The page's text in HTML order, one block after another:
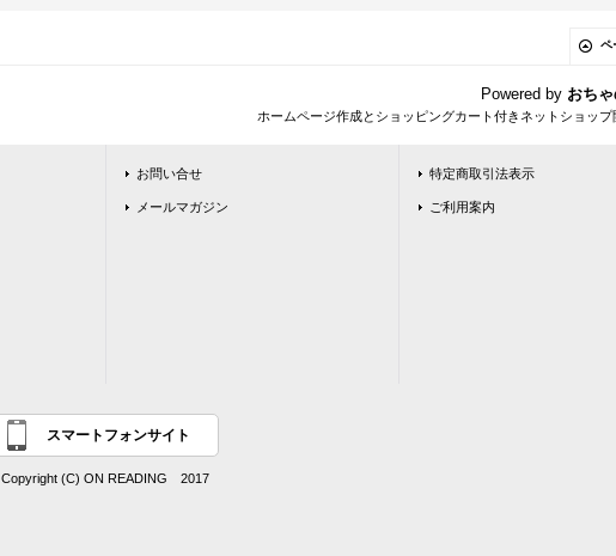
ペ
Powered by おち
ホームページ作成とショッピングカート付きネットショップ
お問い合せ
メールマガジン
特定商取引法表示
ご利用案内
スマートフォンサイト
Copyright (C) ON READING 2017